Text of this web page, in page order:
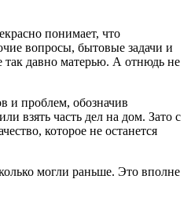
понимает, что
вопросы, бытовые задачи и
давно матерью. А отнюдь не
и проблем, обозначив
взять часть дел на дом. Зато с
которое не останется
могли раньше. Это вполне